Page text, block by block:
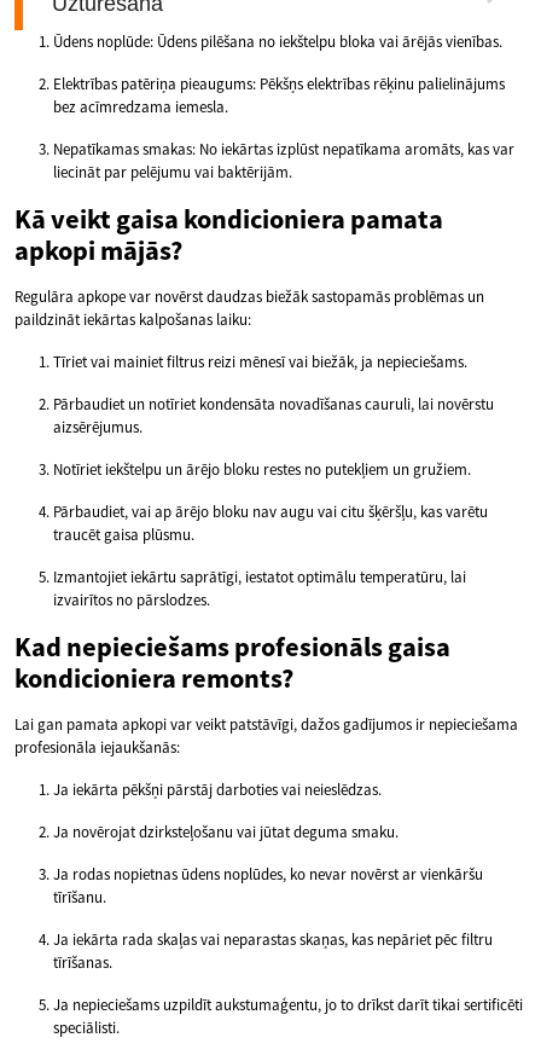
Ūdens noplūde: Ūdens pilēšana no iekštelpu bloka vai ārējās vienības.
Elektrības patēriņa pieaugums: Pēkšņs elektrības rēķinu palielinājums
bez acīmredzama iemesla.
Nepatīkamas smakas: No iekārtas izplūst nepatīkama aromāts, kas var
liecināt par pelējumu vai baktērijām.
Kā veikt gaisa kondicioniera pamata
apkopi mājās?
Regulāra apkope var novērst daudzas biežāk sastopamās problēmas un
paildzināt iekārtas kalpošanas laiku:
Tīriet vai mainiet filtrus reizi mēnesī vai biežāk, ja nepieciešams.
Pārbaudiet un notīriet kondensāta novadīšanas cauruli, lai novērstu
aizsērējumus.
Notīriet iekštelpu un ārējo bloku restes no putekļiem un gružiem.
Pārbaudiet, vai ap ārējo bloku nav augu vai citu šķēršļu, kas varētu
traucēt gaisa plūsmu.
Izmantojiet iekārtu saprātīgi, iestatot optimālu temperatūru, lai
izvairītos no pārslodzes.
Kad nepieciešams profesionāls gaisa
kondicioniera remonts?
Lai gan pamata apkopi var veikt patstāvīgi, dažos gadījumos ir nepieciešama
profesionāla iejaukšanās:
Ja iekārta pēkšņi pārstāj darboties vai neieslēdzas.
Ja novērojat dzirksteļošanu vai jūtat deguma smaku.
Ja rodas nopietnas ūdens noplūdes, ko nevar novērst ar vienkāršu
tīrīšanu.
Ja iekārta rada skaļas vai neparastas skaņas, kas nepāriet pēc filtru
tīrīšanas.
Ja nepieciešams uzpildīt aukstumaģentu, jo to drīkst darīt tikai sertificēti
speciālisti.